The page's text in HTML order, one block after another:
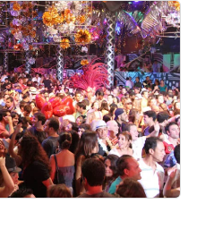
A
D
O
R
F
E
R
N
A
N
D
O
H
O